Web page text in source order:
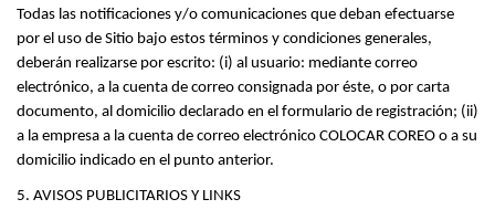
Todas las notificaciones y/o comunicaciones que deban efectuarse
por el uso de Sitio bajo estos términos y condiciones generales,
deberán realizarse por escrito: (i) al usuario: mediante correo
electrónico, a la cuenta de correo consignada por éste, o por carta
documento, al domicilio declarado en el formulario de registración; (ii)
a la empresa a la cuenta de correo electrónico COLOCAR COREO o a su
domicilio indicado en el punto anterior.
5. AVISOS PUBLICITARIOS Y LINKS